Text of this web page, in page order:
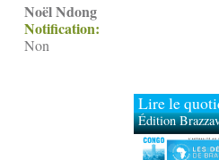
Noël Ndong
Notification:
Non
Lire le
Édition
Édition